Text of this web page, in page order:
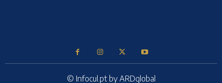
© Infocul.pt by ARDglobal